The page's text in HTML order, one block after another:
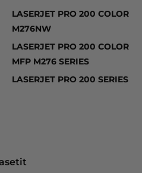
LASERJET PRO 200 COLOR
M276NW
LASERJET PRO 200 COLOR
MFP M276 SERIES
LASERJET PRO 200 SERIES